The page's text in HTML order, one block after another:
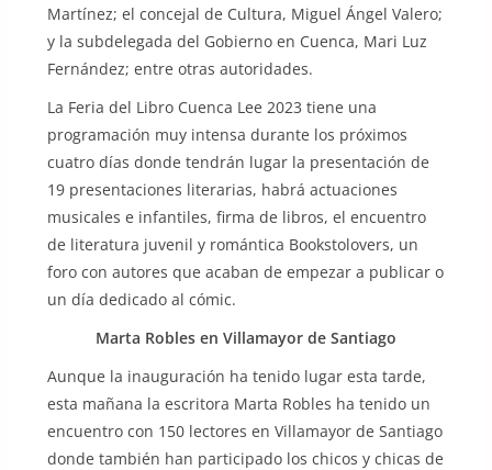
Martínez; el concejal de Cultura, Miguel Ángel Valero;
y la subdelegada del Gobierno en Cuenca, Mari Luz
Fernández; entre otras autoridades.
La Feria del Libro Cuenca Lee 2023 tiene una
programación muy intensa durante los próximos
cuatro días donde tendrán lugar la presentación de
19 presentaciones literarias, habrá actuaciones
musicales e infantiles, firma de libros, el encuentro
de literatura juvenil y romántica Bookstolovers, un
foro con autores que acaban de empezar a publicar o
un día dedicado al cómic.
Marta Robles en Villamayor de Santiago
Aunque la inauguración ha tenido lugar esta tarde,
esta mañana la escritora Marta Robles ha tenido un
encuentro con 150 lectores en Villamayor de Santiago
donde también han participado los chicos y chicas de